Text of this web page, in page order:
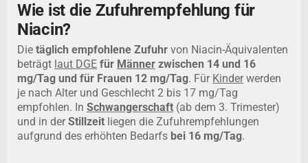
Wie ist die Zufuhrempfehlung für
Niacin?
Die täglich empfohlene Zufuhr von Niacin-Äquivalenten
beträgt laut DGE für Männer zwischen 14 und 16
mg/Tag und für Frauen 12 mg/Tag. Für Kinderwerden
je nach Alter und Geschlecht 2 bis 17 mg/Tag
empfohlen. In Schwangerschaft (ab dem 3. Trimester)
und in derStillzeit liegen die Zufuhrempfehlungen
aufgrund des erhöhten Bedarfs bei 16 mg/Tag.